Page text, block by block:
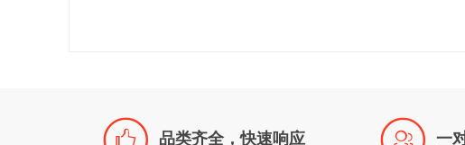
品类齐全，快速响应 一